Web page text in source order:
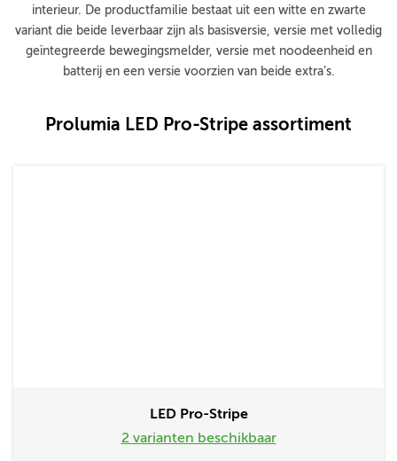
interieur. De productfamilie bestaat uit een witte en zwarte
variant die beide leverbaar zijn als basisversie, versie met volledig
geïntegreerde bewegingsmelder, versie met noodeenheid en
batterij en een versie voorzien van beide extra’s.
Prolumia LED Pro-Stripe assortiment
LED Pro-Stripe
2 varianten beschikbaar